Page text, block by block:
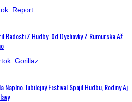
Radosti Z Hudby. Od Dychovky Z Rumunska Až
Naplno. Jubilejný Festival Spojil Hudbu, Rodiny Aj